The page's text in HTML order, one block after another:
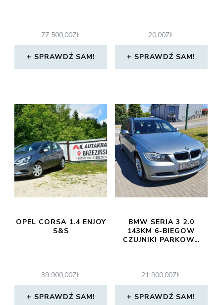
77 500,00ZŁ
SPRAWDŹ SAM!
20,00ZŁ
SPRAWDŹ SAM!
OPEL CORSA 1.4 ENJOY
S&S
39 900,00ZŁ
SPRAWDŹ SAM!
BMW SERIA 3 2.0
143KM 6-BIEGOW
CZUJNIKI PARKOW…
21 900,00ZŁ
SPRAWDŹ SAM!